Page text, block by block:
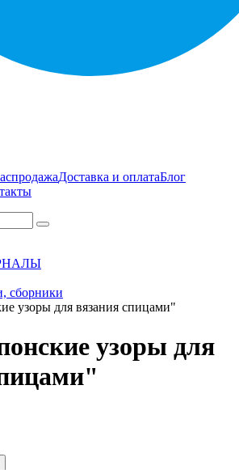
Доставка и оплатаБлог
сборники
узоры для вязания спицами"
узоры для